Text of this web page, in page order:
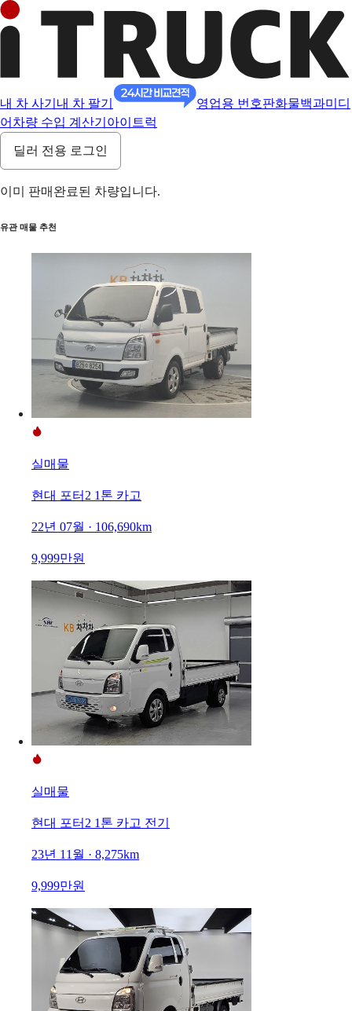
내 차 사기 내 차 팔기 영업용 번호판화물백과미디
어 차량 수입 계산기 아이트럭
딜러 전용 로그인
이미 판매완료된 차량입니다.
유관 매물 추천
실매물
현대 포터2 1톤 카고
22년 07월 · 106,690km
9,999만원
실매물
현대 포터2 1톤 카고 전기
23년 11월 · 8,275km
9,999만원